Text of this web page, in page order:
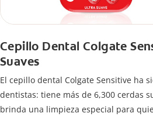
Cepillo Dental Colgate
Suaves
El cepillo dental Colgate Sensitive ha
dentistas: tiene más de 6,300 cerdas
brinda una limpieza especial para